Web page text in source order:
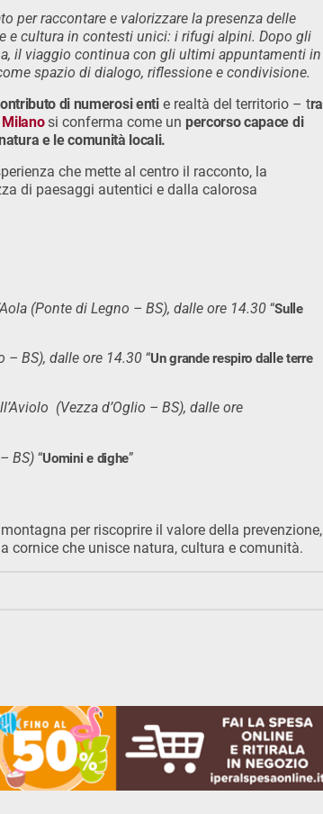
per raccontare e valorizzare la presenza delle
e cultura in contesti unici: i rifugi alpini. Dopo gli
il viaggio continua con gli ultimi appuntamenti in
spazio di dialogo, riflessione e condivisione.
di numerosi entie realtà del territorio – tra
si conferma come un percorso capace di
e le comunità locali.
che mette al centro il racconto, la
di paesaggi autentici e dalla calorosa
(Ponte di Legno – BS), dalle ore 14.30“Sulle
– BS), dalle ore 14.30“Un grande respiro dalle terre
(Vezza d’Oglio – BS), dalle ore
BS)“Uomini e dighe”
per riscoprire il valore della prevenzione,
cornice che unisce natura, cultura e comunità.